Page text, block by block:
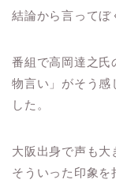
結論から言ってぼ
番組で高岡達之氏
物言い」がそう感
した。
大阪出身で声も大
そういった印象を